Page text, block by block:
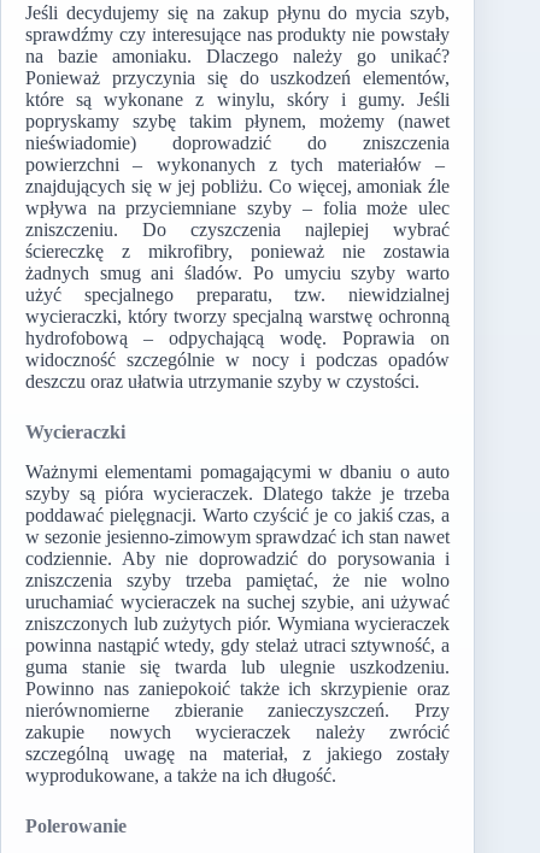
Jeśli decydujemy się na zakup płynu do mycia szyb,
sprawdźmy czy interesujące nas produkty nie powstały
na bazie amoniaku. Dlaczego należy go unikać?
Ponieważ przyczynia się do uszkodzeń elementów,
które są wykonane z winylu, skóry i gumy. Jeśli
popryskamy szybę takim płynem, możemy (nawet
nieświadomie) doprowadzić do zniszczenia
powierzchni – wykonanych z tych materiałów –
znajdujących się w jej pobliżu. Co więcej, amoniak źle
wpływa na przyciemniane szyby – folia może ulec
zniszczeniu. Do czyszczenia najlepiej wybrać
ściereczkę z mikrofibry, ponieważ nie zostawia
żadnych smug ani śladów. Po umyciu szyby warto
użyć specjalnego preparatu, tzw. niewidzialnej
wycieraczki, który tworzy specjalną warstwę ochronną
hydrofobową – odpychającą wodę. Poprawia on
widoczność szczególnie w nocy i podczas opadów
deszczu oraz ułatwia utrzymanie szyby w czystości.
Wycieraczki
Ważnymi elementami pomagającymi w dbaniu o auto
szyby są pióra wycieraczek. Dlatego także je trzeba
poddawać pielęgnacji. Warto czyścić je co jakiś czas, a
w sezonie jesienno-zimowym sprawdzać ich stan nawet
codziennie. Aby nie doprowadzić do porysowania i
zniszczenia szyby trzeba pamiętać, że nie wolno
uruchamiać wycieraczek na suchej szybie, ani używać
zniszczonych lub zużytych piór. Wymiana wycieraczek
powinna nastąpić wtedy, gdy stelaż utraci sztywność, a
guma stanie się twarda lub ulegnie uszkodzeniu.
Powinno nas zaniepokoić także ich skrzypienie oraz
nierównomierne zbieranie zanieczyszczeń. Przy
zakupie nowych wycieraczek należy zwrócić
szczególną uwagę na materiał, z jakiego zostały
wyprodukowane, a także na ich długość.
Polerowanie